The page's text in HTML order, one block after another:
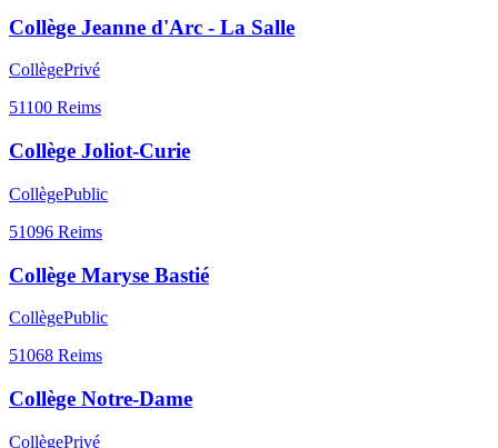
Collège Jeanne d'Arc - La Salle
CollègePrivé
51100 Reims
Collège Joliot-Curie
CollègePublic
51096 Reims
Collège Maryse Bastié
CollègePublic
51068 Reims
Collège Notre-Dame
CollègePrivé